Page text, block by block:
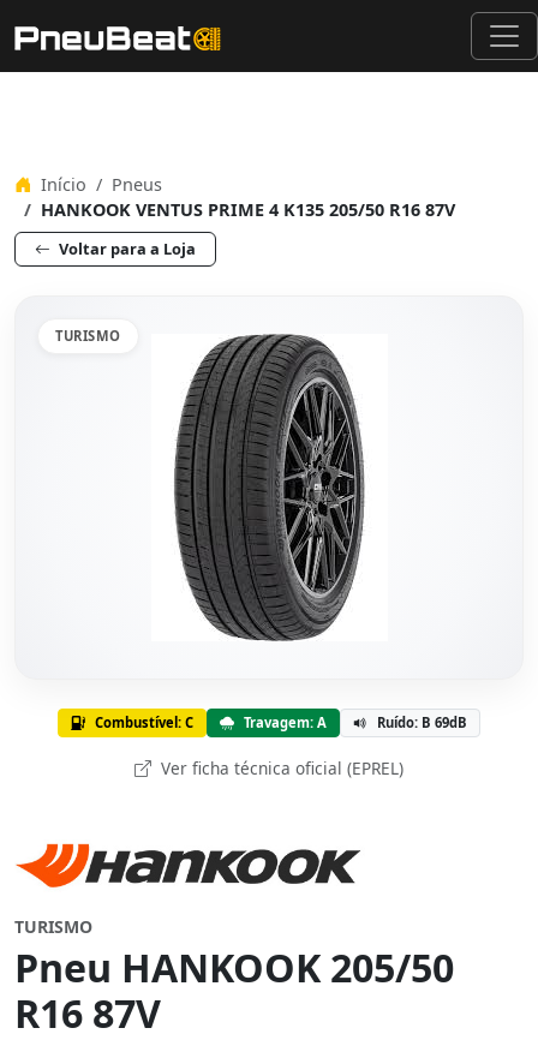
Início
Pneus
HANKOOK VENTUS PRIME 4 K135 205/50 R16 87V
Voltar para a Loja
TURISMO
Combustível: C Travagem: A Ruído: B 69dB
Ver ficha técnica oficial (EPREL)
TURISMO
Pneu HANKOOK 205/50
R16 87V